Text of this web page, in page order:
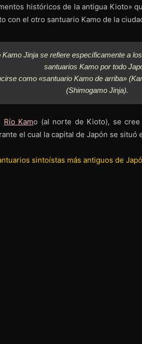
históricos de la antigua Kioto»
con el otro santuario Kamo de la
Jinja se refiere específicamente a los
santuarios Kamo por todo
como «santuario Kamo de arriba» (
(Shimogamo Jinja).
Río Kamo (al norte de Kioto), se
el cual la capital de Japón se situó
sintoístas más antiguos de